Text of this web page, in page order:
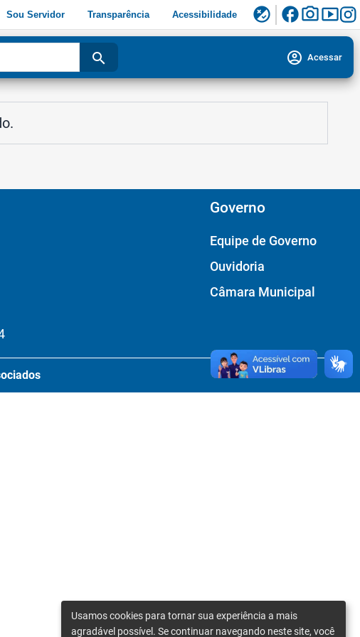
Sou Servidor Transparência Acessibilidade flaky facebookphoto_camerasmart_display
search account_circle Acessar
Governo
Equipe de Governo
Ouvidoria
Câmara Municipal
Usamos cookies para tornar sua experiência a mais
agradável possível. Se continuar navegando neste site, você